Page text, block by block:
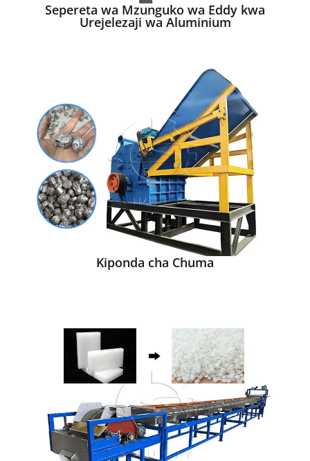
Sepereta wa Mzunguko wa Eddy kwa
Urejelezaji wa Aluminium
Kiponda cha Chuma